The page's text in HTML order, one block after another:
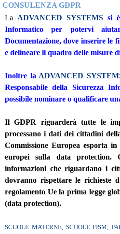
CONSULENZA GDPR
La ADVANCED SYSTEMSsi è
Informatico per potervi
Documentazione, dove inserire le
e delineare il quadro delle misure
Inoltre la ADVANCED
Responsabile della Sicurezza
possibile nominare o qualificare
Il GDPR riguarderà tutte le
processano i dati dei cittadini
Commissione Europea esporta
europei sulla data
informazioni che riguardano i
dovranno rispettare le richieste
regolamento Ue la prima legge
(data protection).
SCUOLE MATERNE, SCUOLE FISM,